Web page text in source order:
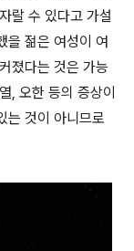
랄 수 있다고 가설
을 젊은 여성이 여
졌다는 것은 가능
, 오한 등의 증상이
는 것이 아니므로